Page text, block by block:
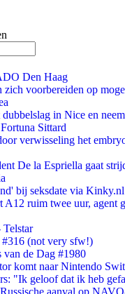
Den Haag
zich voorbereiden op
in Nice en
Sittard
verwisseling het
De la Espriella gaat
bij seksdate via Kinky.nl
A12 ruim twee uur, agent
(not very sfw!)
van de Dag #1980
komt naar Nintendo
"Ik geloof dat ik heb
aanval op